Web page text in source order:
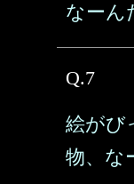
なーん
Q.7
絵がび
物、な